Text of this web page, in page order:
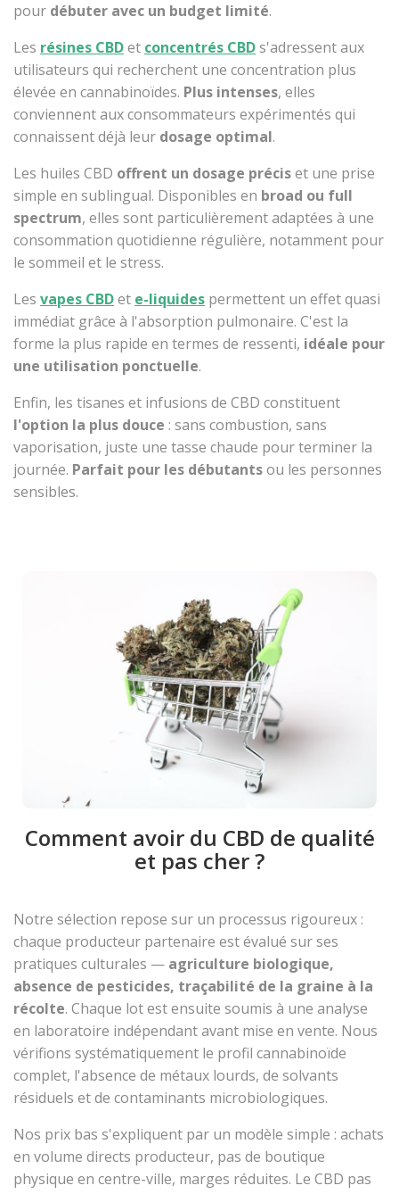
pour débuter avec un budget limité.
Les résines CBDet concentrés CBDs'adressent aux
utilisateurs qui recherchent une concentration plus
élevée en cannabinoïdes. Plus intenses, elles
conviennent aux consommateurs expérimentés qui
connaissent déjà leur dosage optimal.
Les huiles CBD offrent un dosage préciset une prise
simple en sublingual. Disponibles en broad ou full
spectrum, elles sont particulièrement adaptées à une
consommation quotidienne régulière, notamment pour
le sommeil et le stress.
Les vapes CBDet e-liquides permettent un effet quasi
immédiat grâce à l'absorption pulmonaire. C'est la
forme la plus rapide en termes de ressenti, idéale pour
une utilisation ponctuelle.
Enfin, les tisanes et infusions de CBD constituent
l'option la plus douce : sans combustion, sans
vaporisation, juste une tasse chaude pour terminer la
journée. Parfait pour les débutantsou les personnes
sensibles.
Comment avoir du CBD de qualité
et pas cher ?
Notre sélection repose sur un processus rigoureux :
chaque producteur partenaire est évalué sur ses
pratiques culturales — agriculture biologique,
absence de pesticides, traçabilité de la graine à la
récolte. Chaque lot est ensuite soumis à une analyse
en laboratoire indépendant avant mise en vente. Nous
vérifions systématiquement le profil cannabinoïde
complet, l'absence de métaux lourds, de solvants
résiduels et de contaminants microbiologiques.
Nos prix bas s'expliquent par un modèle simple : achats
en volume directs producteur, pas de boutique
physique en centre-ville, marges réduites. Le CBD pas